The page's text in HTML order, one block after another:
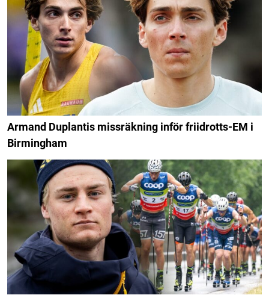
Armand Duplantis missräkning inför friidrotts-EM i
Birmingham